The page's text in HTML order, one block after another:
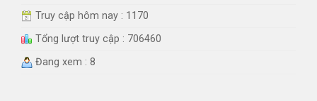
Truy cập hôm nay : 1170
Tổng lượt truy cập : 706460
Đang xem : 8